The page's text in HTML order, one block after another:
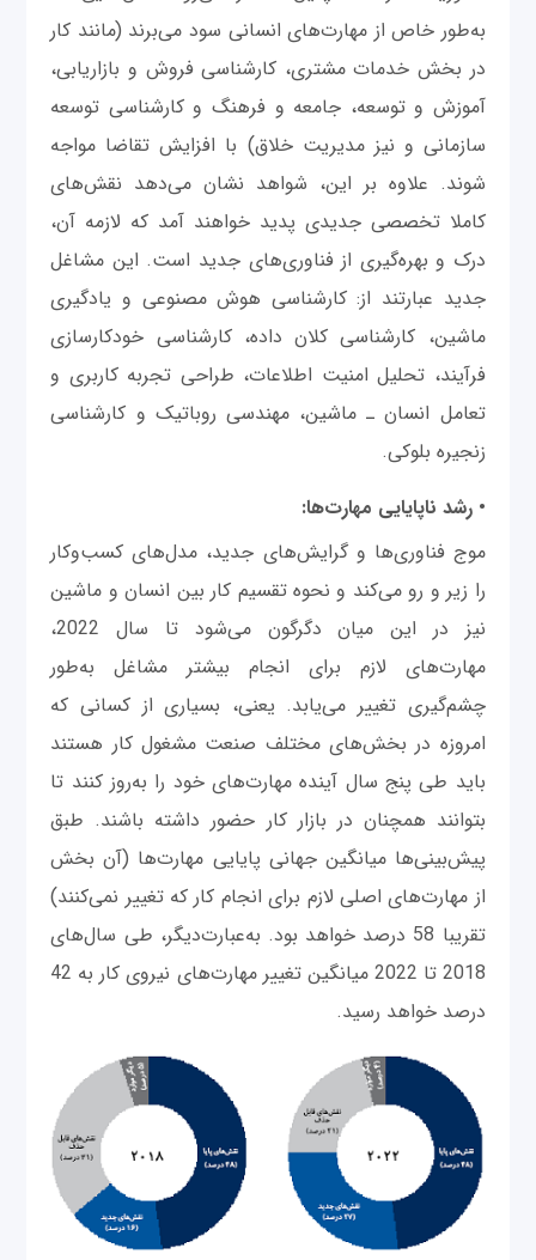
به‌طور خاص از مهارت‌های انسانی سود می‌برند (مانند کار
در بخش خدمات مشتری، کارشناسی فروش و بازاریابی،
آموزش و توسعه، جامعه و فرهنگ و کارشناسی توسعه
سازمانی و نیز مدیریت خلاق) با افزایش تقاضا مواجه
شوند. علاوه بر این، شواهد نشان می‌دهد نقش‌های
کاملا تخصصی جدیدی پدید خواهند آمد که لازمه‌ آن،
درک و بهره‌گیری از فناوری‌های جدید است. این مشاغل
جدید عبارتند از: کارشناسی هوش مصنوعی و یادگیری
ماشین، کارشناسی کلان داده، کارشناسی خودکارسازی
فرآیند، تحلیل امنیت اطلاعات، طراحی تجربه کاربری و
تعامل انسان‌ ـ ‌ماشین، مهندسی روباتیک و کارشناسی
زنجیره بلوکی.
• رشد ناپایایی مهارت‌ها:
موج فناوری‌ها و گرایش‌های جدید، مدل‌های کسب‌وکار
را زیر و رو می‌کند و نحوه تقسیم کار بین انسان و ماشین‌
نیز در این میان دگرگون می‌شود تا سال 2022،
مهارت‌های لازم برای انجام بیشتر مشاغل به‌طور
چشم‌گیری تغییر می‌یابد. یعنی، بسیاری از کسانی که
امروزه در بخش‌های مختلف صنعت مشغول کار هستند
باید طی پنج سال آینده مهارت‌های خود را به‌روز کنند تا
بتوانند همچنان در بازار کار حضور داشته باشند. طبق
پیش‌بینی‌ها میانگین جهانی پایایی مهارت‌ها (آن بخش
از مهارت‌های اصلی لازم برای انجام کار که تغییر نمی‌کنند)
تقریبا 58 درصد خواهد بود. به‌عبارت‌دیگر، طی سال‌های
2018 تا 2022 میانگین تغییر مهارت‌های نیروی کار به 42
درصد خواهد رسید.